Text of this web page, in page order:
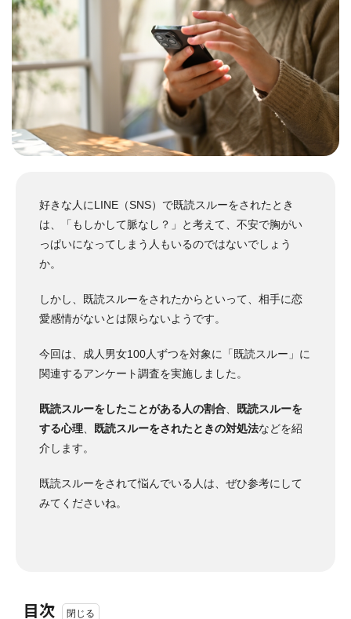
好きな人にLINE（SNS）で既読スルーをされたとき
は、「もしかして脈なし？」と考えて、不安で胸がい
っぱいになってしまう人もいるのではないでしょう
か。
しかし、既読スルーをされたからといって、相手に恋
愛感情がないとは限らないようです。
今回は、成人男女100人ずつを対象に「既読スルー」に
関連するアンケート調査を実施しました。
既読スルーをしたことがある人の割合
既読スルーを
する心理
既読スルーをされたときの対処法などを紹
介します。
既読スルーをされて悩んでいる人は、ぜひ参考にして
みてくださいね。
目次